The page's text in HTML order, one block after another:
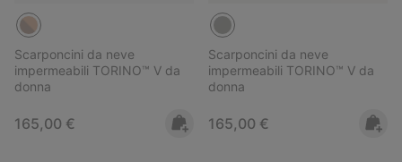
Scarponcini da neve
impermeabili TORINO™ V da
donna
Regular price:
165,00 €
Scarponcini da neve
impermeabili TORINO™ V da
donna
Regular price:
165,00 €